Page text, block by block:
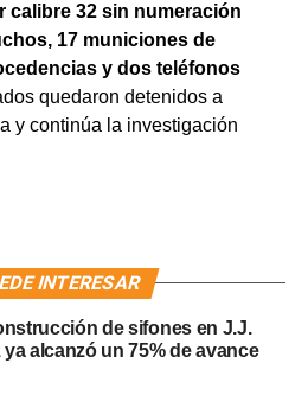
calibre 32 sin numeración
17 municiones de
y dos teléfonos
quedaron detenidos a
y continúa la investigación
INTERESAR
de sifones en J.J.
ya alcanzó un 75% de avance